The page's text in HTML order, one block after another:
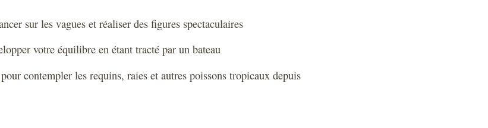
sur les vagues et réaliser des figures spectaculaires
votre équilibre en étant tracté par un bateau
contempler les requins, raies et autres poissons tropicaux depuis